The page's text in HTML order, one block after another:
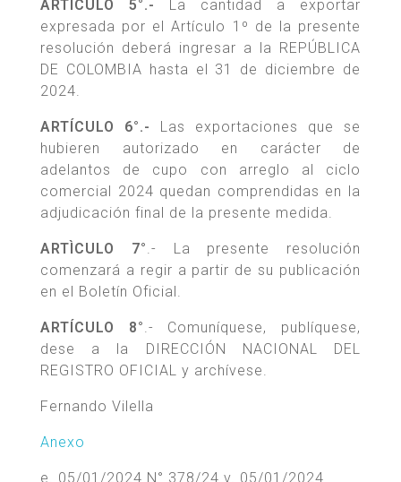
ARTÍCULO 5°.-
La cantidad a exportar
expresada por el Artículo 1º de la presente
resolución deberá ingresar a la REPÚBLICA
DE COLOMBIA hasta el 31 de diciembre de
2024.
ARTÍCULO 6°.-
Las exportaciones que se
hubieren autorizado en carácter de
adelantos de cupo con arreglo al ciclo
comercial 2024 quedan comprendidas en la
adjudicación final de la presente medida.
ARTÌCULO 7°.- La presente resolución
comenzará a regir a partir de su publicación
en el Boletín Oficial.
ARTÍCULO 8°.- Comuníquese, publíquese,
dese a la DIRECCIÓN NACIONAL DEL
REGISTRO OFICIAL y archívese.
Fernando Vilella
Anexo
e. 05/01/2024 N° 378/24 v. 05/01/2024